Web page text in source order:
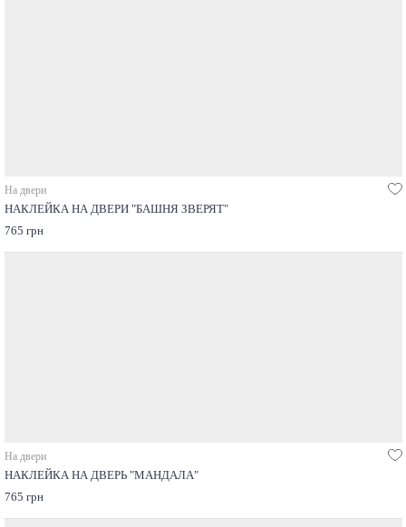
На двери
НАКЛЕЙКА НА ДВЕРИ "БАШНЯ ЗВЕРЯТ"
765 грн
На двери
НАКЛЕЙКА НА ДВЕРЬ "МАНДАЛА"
765 грн